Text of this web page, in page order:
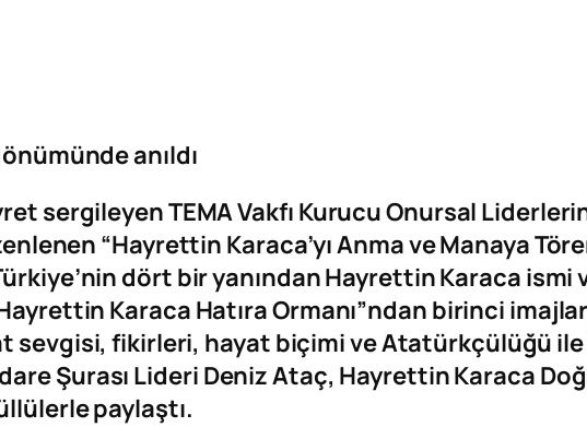
anıldı
sergileyen TEMA Vakfı Kurucu Onursal
“Hayrettin Karaca’yı Anma ve Manaya
dört bir yanından Hayrettin Karaca ismi
Karaca Hatıra Ormanı”ndan birinci
sevgisi, fikirleri, hayat biçimi ve Atatürkçülüğü
Şurası Lideri Deniz Ataç, Hayrettin Karaca
paylaştı.